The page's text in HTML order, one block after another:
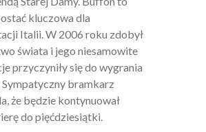
kluczowa dla
Italii. W 2006 roku zdobył
świata i jego niesamowite
przyczyniły się do wygrania
Sympatyczny bramkarz
że będzie kontynuował
do pięćdziesiątki.